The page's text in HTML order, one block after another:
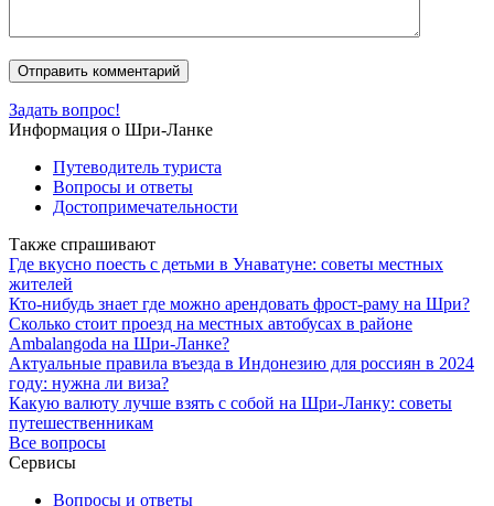
Задать вопрос!
Информация о Шри-Ланке
Путеводитель туриста
Вопросы и ответы
Достопримечательности
Также спрашивают
Где вкусно поесть с детьми в Унаватуне: советы местных
жителей
Кто-нибудь знает где можно арендовать фрост-раму на Шри?
Сколько стоит проезд на местных автобусах в районе
Ambalangoda на Шри-Ланке?
Актуальные правила въезда в Индонезию для россиян в 2024
году: нужна ли виза?
Какую валюту лучше взять с собой на Шри-Ланку: советы
путешественникам
Все вопросы
Сервисы
Вопросы и ответы